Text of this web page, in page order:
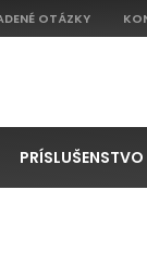
OTÁZKY
PRÍSLUŠENSTVO